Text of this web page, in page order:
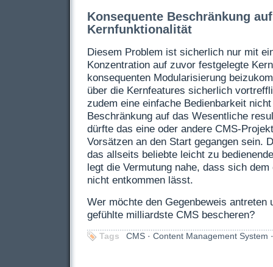
Konsequente Beschränkung auf
Kernfunktionalität
Diesem Problem ist sicherlich nur mit
Konzentration auf zuvor festgelegte
konsequenten Modularisierung
über die Kernfeatures sicherlich
zudem eine einfache Bedienbarkeit
Beschränkung auf das Wesentliche
dürfte das eine oder andere CMS-
Vorsätzen an den Start gegangen sein.
das allseits beliebte leicht zu
legt die Vermutung nahe, dass sich
nicht entkommen lässt.
Wer möchte den Gegenbeweis antreten
gefühlte milliardste CMS bescheren?
Tags CMS ·Content Management System